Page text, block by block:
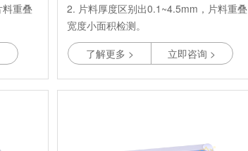
重叠
应时
重检
的干
2. 片料厚度区别出0.1~4.5mm，片料重叠
宽度小面积检测。
3. 高速检测度可达到1200次/分钟，响应时
间5毫秒，极速反应。
4. 采用全进口原配件，出厂前严格多重检
测，品质更保障。
6. 耐脏抗震、不受油污、灰尘或温度的干
了解更多 > 立即咨询 >